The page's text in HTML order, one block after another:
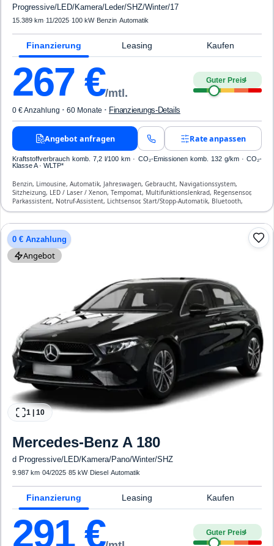
Progressive/LED/Kamera/Leder/SHZ/Winter/17
15.389 km· 11/2025· 100 kW· Benzin·Automatik
Finanzierung Leasing Kaufen
267 €/mtl.
Guter Preis4
0 € Anzahlung · 60 Monate · Finanzierungs-Details
Angebot anfragen Rate anpassen
Kraftstoffverbrauch komb. 7,2 l/100 km · CO₂-Emissionen komb. 132 g/km · CO₂-
Klasse A · WLTP*
Benzin, Limousine, Automatik, Jahreswagen, Gebraucht, Navigationssystem,
Sitzheizung, LED / Laser / Xenon, Tempomat, Multifunktionslenkrad, Regensensor,
Parkassistent, Notruf-Assistent, Lichtsensor, Start/Stopp-Automatik, Bluetooth,
Freisprecheinrichtung, Verkehrszeichen-Erkennung, ESP, ABS, Klimatisierung, Front-,
0 € Anzahlung
Angebot
1 10
Mercedes-Benz A 180
d Progressive/LED/Kamera/Pano/Winter/SHZ
9.987 km·04/2025·85 kW· Diesel·Automatik
Finanzierung Leasing Kaufen
291€ Guter Preis4